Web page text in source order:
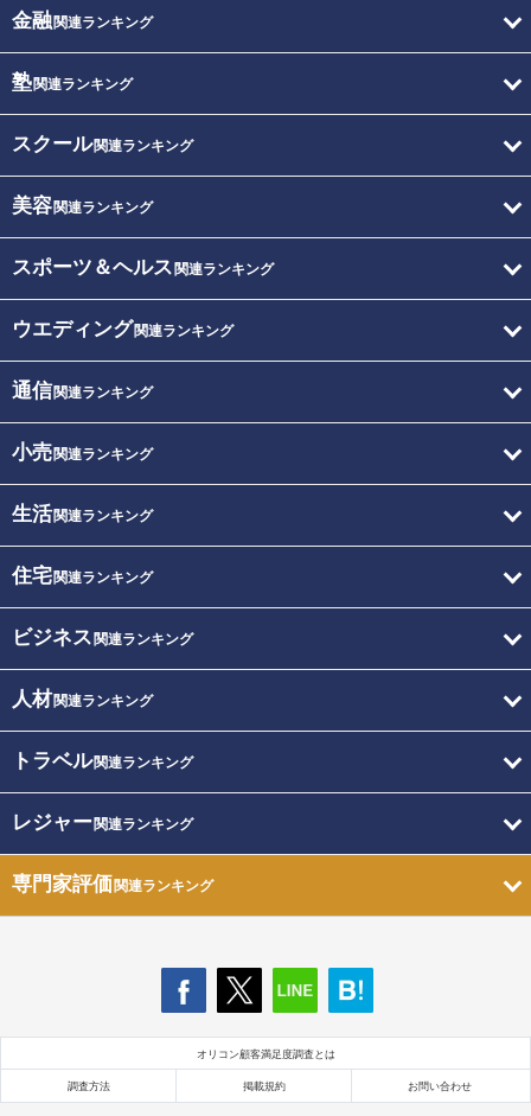
金融関連ランキング
塾関連ランキング
スクール関連ランキング
美容関連ランキング
スポーツ＆ヘルス 関連ランキング
ウエディング関連ランキング
通信関連ランキング
小売関連ランキング
生活関連ランキング
住宅関連ランキング
ビジネス 関連ランキング
人材関連ランキング
トラベル関連ランキング
レジャー関連ランキング
専門家評価関連ランキング
オリコン顧客満足度調査とは
調査方法 掲載規約 お問い合わせ